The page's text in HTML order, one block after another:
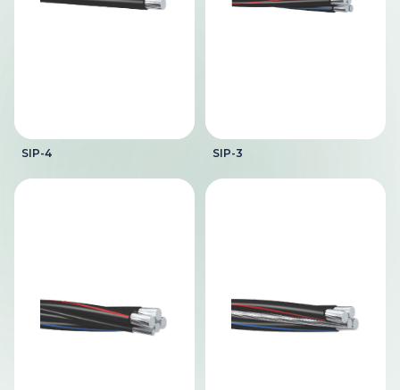
SIP-4 SIP-3